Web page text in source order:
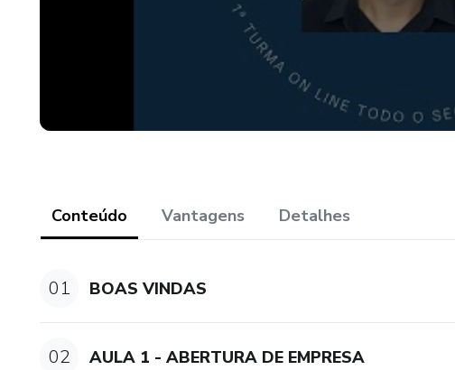
Conteúdo Vantagens Detalhes
01 BOAS VINDAS
02 AULA 1 - ABERTURA DE EMPRESA